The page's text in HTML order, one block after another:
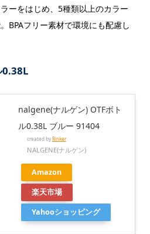
ーをはじめ、5種類以上のカラー
BPAフリー素材で環境にも配慮し
0.38L
nalgene(ナルゲン) OTFボト
ル0.38L ブルー 91404
created by Rinker
NALGENE(ナルゲン)
Amazon
楽天市場
Yahooショッピング